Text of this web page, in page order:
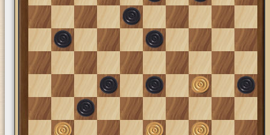
6
16
26